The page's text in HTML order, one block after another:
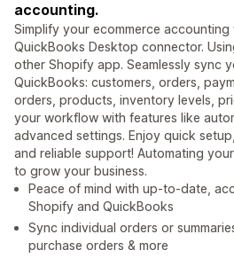
accounting.
Simplify your ecommerce accounting
QuickBooks Desktop connector.
other Shopify app. Seamlessly sync
QuickBooks: customers, orders,
orders, products, inventory levels,
your workflow with features like
advanced settings. Enjoy quick
and reliable support! Automating
to grow your business.
Peace of mind with up-to-date,
Shopify and QuickBooks
Sync individual orders or
purchase orders & more